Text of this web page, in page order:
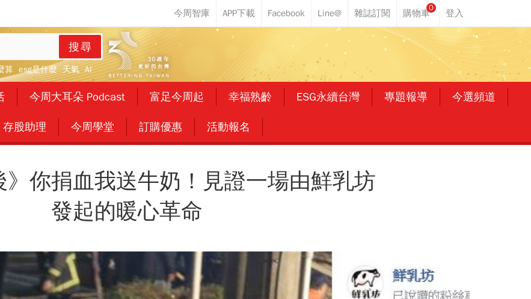
0
搜尋
算 esg是什麼 天氣 AI
今周大耳朵 Podcast 富足今周起 幸福熟齡 ESG永續台灣 專題報導 今選頻道
存股助理 今周學堂 訂購優惠 活動報名
你捐血我送牛奶！見證一場由鮮乳坊
發起的暖心革命